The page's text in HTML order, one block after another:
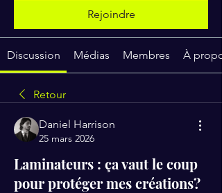
Rejoindre
Discussion Médias Membres À
Retour
Daniel Harrison
25 mars 2026
Laminateurs : ça vaut le coup
pour protéger mes créations?